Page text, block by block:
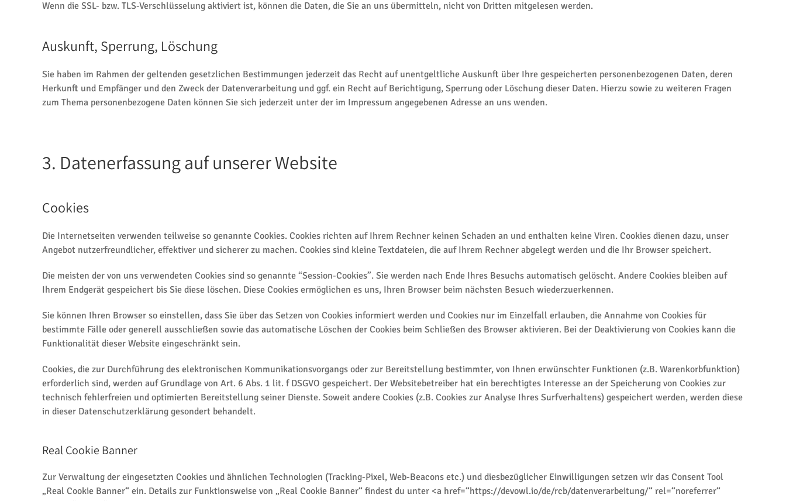
Wenn die SSL- bzw. TLS-Verschlüsselung aktiviert ist, können die Daten, die Sie an uns übermitteln, nicht von Dritten mitgelesen werden.
Auskunft, Sperrung, Löschung
Sie haben im Rahmen der geltenden gesetzlichen Bestimmungen jederzeit das Recht auf unentgeltliche Auskunft über Ihre gespeicherten personenbezogenen Daten, deren
Herkunft und Empfänger und den Zweck der Datenverarbeitung und ggf. ein Recht auf Berichtigung, Sperrung oder Löschung dieser Daten. Hierzu sowie zu weiteren Fragen
zum Thema personenbezogene Daten können Sie sich jederzeit unter der im Impressum angegebenen Adresse an uns wenden.
3. Datenerfassung auf unserer Website
Cookies
Die Internetseiten verwenden teilweise so genannte Cookies. Cookies richten auf Ihrem Rechner keinen Schaden an und enthalten keine Viren. Cookies dienen dazu, unser
Angebot nutzerfreundlicher, effektiver und sicherer zu machen. Cookies sind kleine Textdateien, die auf Ihrem Rechner abgelegt werden und die Ihr Browser speichert.
Die meisten der von uns verwendeten Cookies sind so genannte “Session-Cookies”. Sie werden nach Ende Ihres Besuchs automatisch gelöscht. Andere Cookies bleiben auf
Ihrem Endgerät gespeichert bis Sie diese löschen. Diese Cookies ermöglichen es uns, Ihren Browser beim nächsten Besuch wiederzuerkennen.
Sie können Ihren Browser so einstellen, dass Sie über das Setzen von Cookies informiert werden und Cookies nur im Einzelfall erlauben, die Annahme von Cookies für
bestimmte Fälle oder generell ausschließen sowie das automatische Löschen der Cookies beim Schließen des Browser aktivieren. Bei der Deaktivierung von Cookies kann die
Funktionalität dieser Website eingeschränkt sein.
Cookies, die zur Durchführung des elektronischen Kommunikationsvorgangs oder zur Bereitstellung bestimmter, von Ihnen erwünschter Funktionen (z.B. Warenkorbfunktion)
erforderlich sind, werden auf Grundlage von Art. 6 Abs. 1 lit. f DSGVO gespeichert. Der Websitebetreiber hat ein berechtigtes Interesse an der Speicherung von Cookies zur
technisch fehlerfreien und optimierten Bereitstellung seiner Dienste. Soweit andere Cookies (z.B. Cookies zur Analyse Ihres Surfverhaltens) gespeichert werden, werden diese
in dieser Datenschutzerklärung gesondert behandelt.
Real Cookie Banner
Zur Verwaltung der eingesetzten Cookies und ähnlichen Technologien (Tracking-Pixel, Web-Beacons etc.) und diesbezüglicher Einwilligungen setzen wir das Consent Tool
„Real Cookie Banner“ ein. Details zur Funktionsweise von „Real Cookie Banner“ findest du unter <a href=“https://devowl.io/de/rcb/datenverarbeitung/“ rel=“noreferrer“